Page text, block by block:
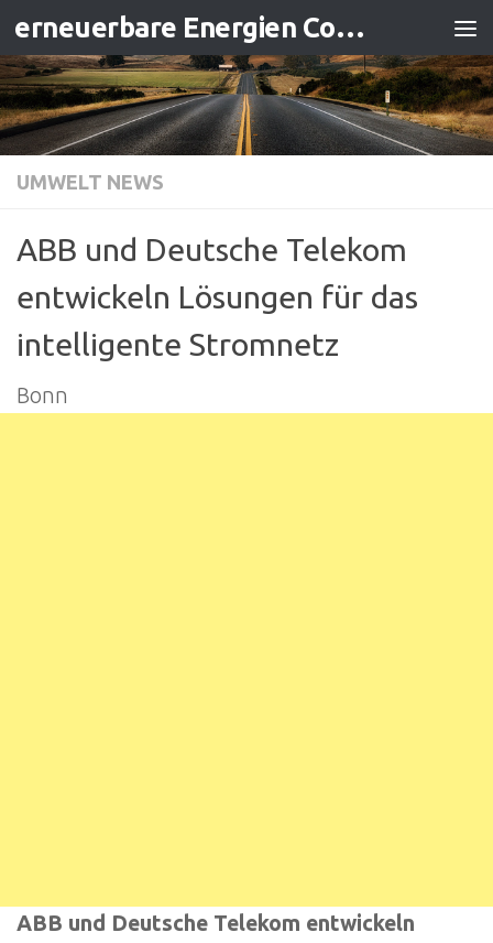
Zum Inhalt springen erneuerbare Energien Contracting
UMWELT NEWS
ABB und Deutsche Telekom
entwickeln Lösungen für das
intelligente Stromnetz
Bonn
ABB und Deutsche Telekom entwickeln